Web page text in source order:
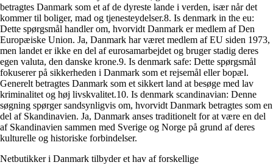
betragtes Danmark som et af de dyreste lande i verden, især når det
kommer til boliger, mad og tjenesteydelser.8. Is denmark in the eu:
Dette spørgsmål handler om, hvorvidt Danmark er medlem af Den
Europæiske Union. Ja, Danmark har været medlem af EU siden 1973,
men landet er ikke en del af eurosamarbejdet og bruger stadig deres
egen valuta, den danske krone.9. Is denmark safe: Dette spørgsmål
fokuserer på sikkerheden i Danmark som et rejsemål eller bopæl.
Generelt betragtes Danmark som et sikkert land at besøge med lav
kriminalitet og høj livskvalitet.10. Is denmark scandinavian: Denne
søgning spørger sandsynligvis om, hvorvidt Danmark betragtes som en
del af Skandinavien. Ja, Danmark anses traditionelt for at være en del
af Skandinavien sammen med Sverige og Norge på grund af deres
kulturelle og historiske forbindelser.
Netbutikker i Danmark tilbyder et hav af forskellige